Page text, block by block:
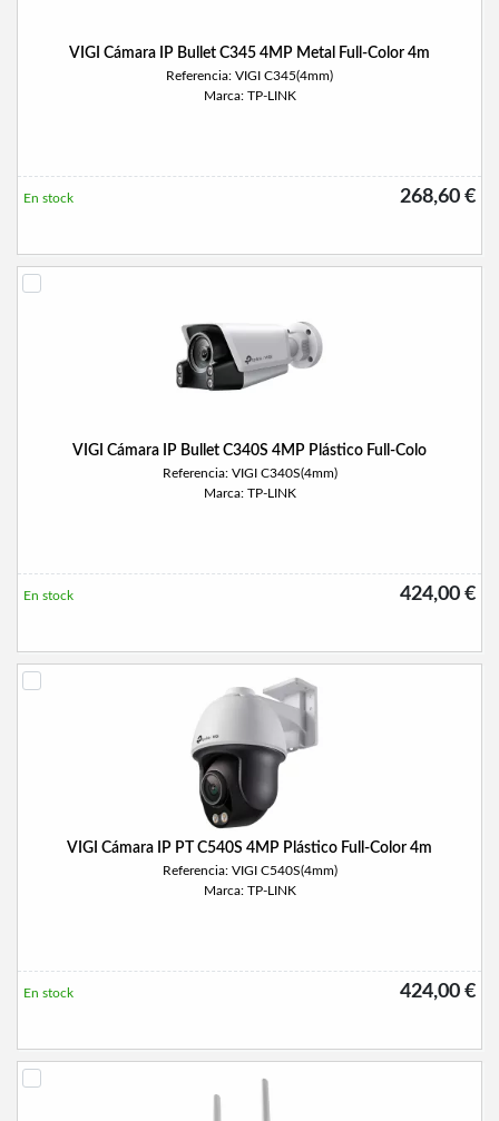
VIGI Cámara IP Bullet C345 4MP Metal Full-Color 4m
Referencia: VIGI C345(4mm)
Marca: TP-LINK
268,60 €
En stock
VIGI Cámara IP Bullet C340S 4MP Plástico Full-Colo
Referencia: VIGI C340S(4mm)
Marca: TP-LINK
424,00 €
En stock
VIGI Cámara IP PT C540S 4MP Plástico Full-Color 4m
Referencia: VIGI C540S(4mm)
Marca: TP-LINK
424,00 €
En stock